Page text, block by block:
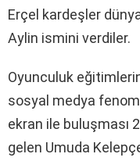
Erçel kardeşler
Aylin ismini verdiler.
Oyunculuk
sosyal medya
ekran ile buluşması
gelen Umuda